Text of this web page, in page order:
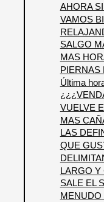
AHORA
VAMOS
SALGO
MAS
PIERNAS
Última
VUELVE
MAS
LAS
QUE
LARGO Y
SALE EL
MENUDO